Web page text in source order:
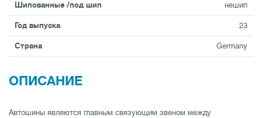
Шипованные /под шип нешип
Год выпуска 23
Страна Germany
ОПИСАНИЕ
Автошины являются главным связующим звеном между